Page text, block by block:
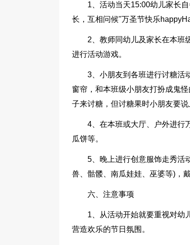
1、活动当天15:00幼儿家长
长，互相问候"万圣节快乐
2、教师同幼儿及家长在本班
进行活动游戏。
3、小朋友到各班进行讨糖活
窗帘，和本班级小朋友打扮成鬼
子来讨糖，但讨糖果时小朋友要
4、在本班或大厅、户外进行
瓜饼等。
5、晚上进行创意服饰走秀活
兽、骷髅、南瓜娃娃、巫婆等)，
六、注意事项
1、从活动开始就要重视对幼
营造欢乐的节日氛围。